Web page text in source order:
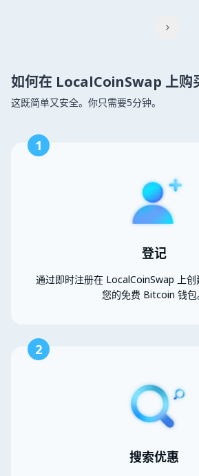

如何在 LocalCoinSwap 上
这既简单又安全。你只需要5分钟。
1
登记
通过即时注册在 LocalCoinSwap 上
您的免费 Bitcoin 钱包
2
搜索优惠